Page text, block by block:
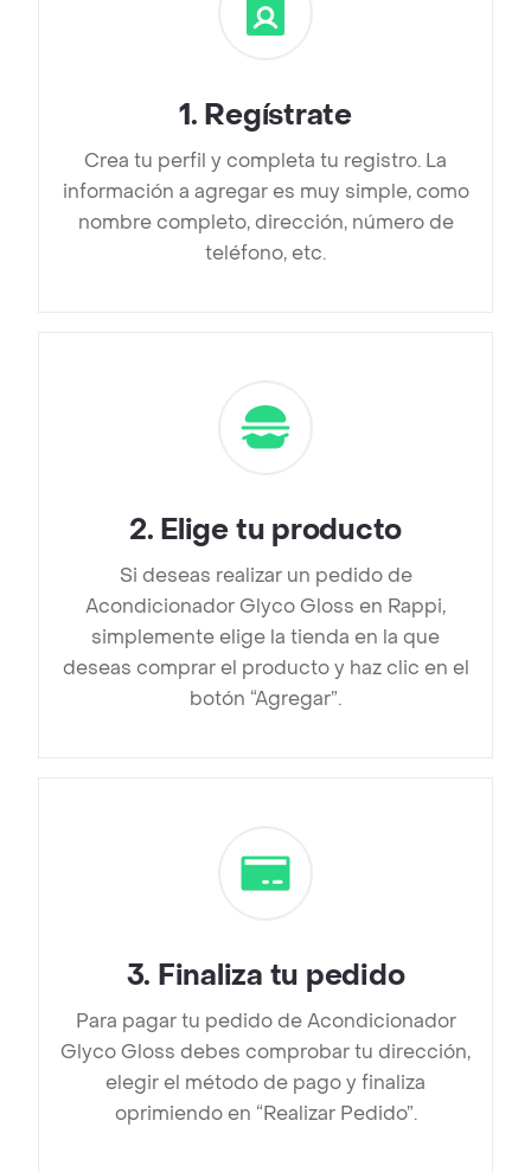
1. Regístrate
Crea tu perfil y completa tu registro. La
información a agregar es muy simple, como
nombre completo, dirección, número de
teléfono, etc.
2. Elige tu producto
Si deseas realizar un pedido de
Acondicionador Glyco Gloss en Rappi,
simplemente elige la tienda en la que
deseas comprar el producto y haz clic en el
botón “Agregar”.
3. Finaliza tu pedido
Para pagar tu pedido de Acondicionador
Glyco Gloss debes comprobar tu dirección,
elegir el método de pago y finaliza
oprimiendo en “Realizar Pedido”.